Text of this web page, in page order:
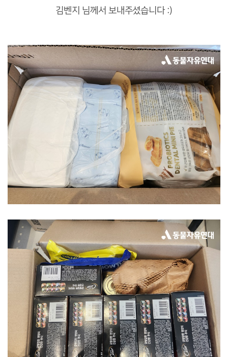
김벤지 님께서 보내주셨습니다 :)